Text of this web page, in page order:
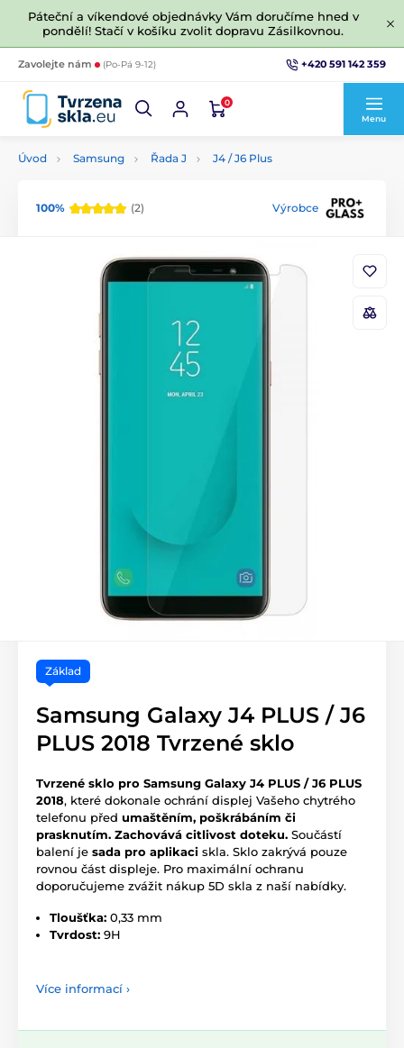
Páteční a víkendové objednávky Vám doručíme hned v
pondělí! Stačí v košíku zvolit dopravu Zásilkovnou.
Zavolejte nám (Po-Pá 9-12) +420 591 142 359
0
Menu
Úvod Samsung Řada J J4 / J6 Plus
100% (2) Výrobce
Základ
Samsung Galaxy J4 PLUS / J6
PLUS 2018 Tvrzené sklo
Tvrzené sklo pro Samsung Galaxy J4 PLUS / J6 PLUS
2018, které dokonale ochrání displej Vašeho chytrého
telefonu před umaštěním, poškrábáním či
prasknutím. Zachovává citlivost doteku. Součástí
balení je sada pro aplikaci skla. Sklo zakrývá pouze
rovnou část displeje. Pro maximální ochranu
doporučujeme zvážit nákup 5D skla z naší nabídky.
Tloušťka: 0,33 mm
Tvrdost: 9H
Více informací ›